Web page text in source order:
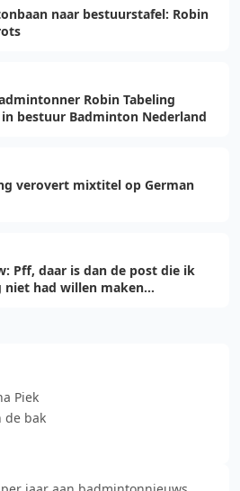
naar bestuurstafel: Robin
Robin Tabeling
bestuur Badminton Nederland
verovert mixtitel op German
Pff, daar is dan de post die ik
had willen maken...
Piek
de bak